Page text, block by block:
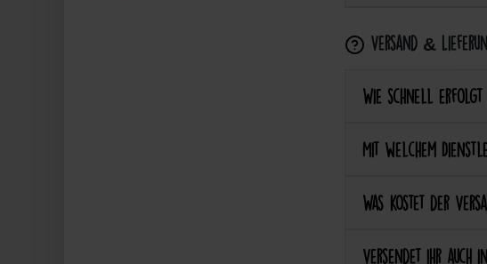
Versand &
Wie schnell erfolgt
Mit welchem
Was kostet der
Versendet ihr auch